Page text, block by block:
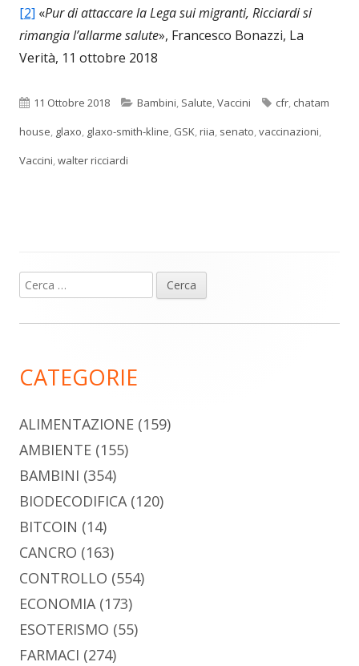
[2] «Pur di attaccare la Lega sui migranti, Ricciardi si
rimangia l’allarme salute», Francesco Bonazzi, La
Verità, 11 ottobre 2018
Pubblicato
11 Ottobre 2018 Categorie
Bambini Salute Vaccini Tag
cfr chatam
house glaxo glaxo-smith-kline GSK riia senato vaccinazioni
Vaccini walter ricciardi
Barra
laterale
Ricerca
per:
CATEGORIE
ALIMENTAZIONE (159)
AMBIENTE (155)
BAMBINI (354)
BIODECODIFICA(120)
BITCOIN (14)
CANCRO (163)
CONTROLLO (554)
ECONOMIA(173)
ESOTERISMO (55)
FARMACI (274)